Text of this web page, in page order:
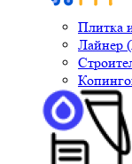
Плитка
Лайнер